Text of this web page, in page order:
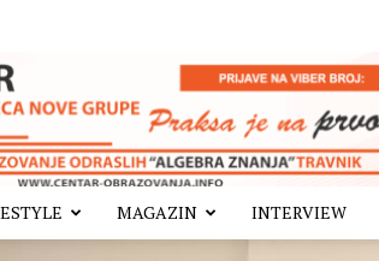
MAGAZIN INTERVIEW